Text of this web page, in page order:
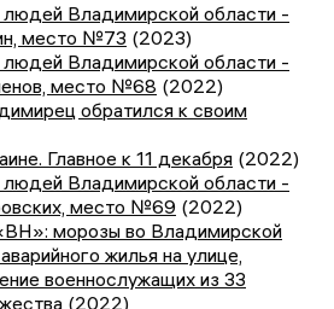
людей Владимирской области -
место №73 (2023)
людей Владимирской области -
место №68 (2022)
обратился к своим
Главное к 11 декабря (2022)
людей Владимирской области -
место №69 (2022)
морозы во Владимирской
жилья на улице,
военнослужащих из 33
(2022)